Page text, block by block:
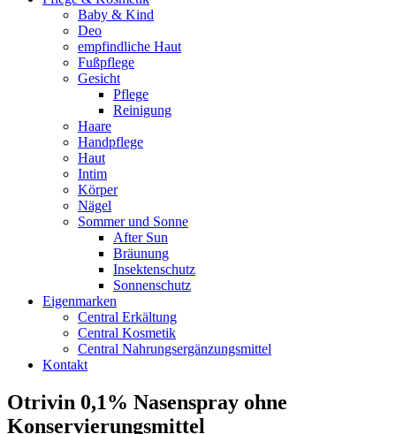
Baby & Kind
Deo
empfindliche Haut
Fußpflege
Gesicht
Pflege
Reinigung
Haare
Handpflege
Haut
Intim
Körper
Nägel
Sommer und Sonne
After Sun
Bräunung
Insektenschutz
Sonnenschutz
Eigenmarken
Central Erkältung
Central Kosmetik
Central Nahrungsergänzungsmittel
Kontakt
Otrivin 0,1% Nasenspray ohne
Konservierungsmittel